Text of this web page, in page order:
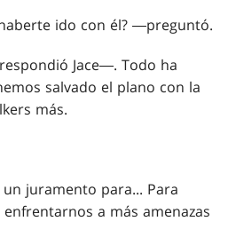
ido con él? ―preguntó.
Jace―. Todo ha
salvado el plano con la
más.
juramento para... Para
a más amenazas